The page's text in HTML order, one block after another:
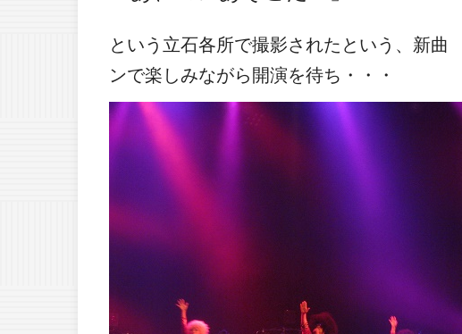
という立石各所で撮影されたという、新曲
ンで楽しみながら開演を待ち・・・